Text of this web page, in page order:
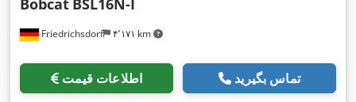
Friedrichsdorf ۴٬۱۷۱ km
Bobcat BSL16N-I
اطلاعات قیمت تماس بگیرید